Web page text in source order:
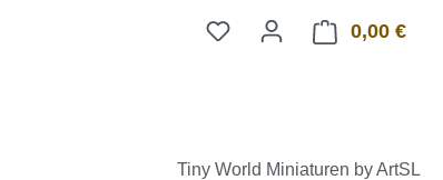
0,00 €
Tiny World Miniaturen by ArtSL